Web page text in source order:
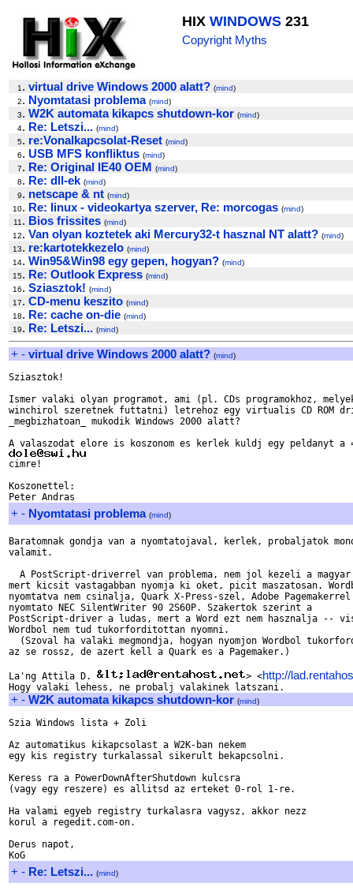
HIX WINDOWS 231
Copyright Myths
1 . virtual drive Windows 2000 alatt? (mind)
2. Nyomtatasi problema (mind)
3. W2K automata kikapcs shutdown-kor (mind)
4. Re: Letszi... (mind)
5. re:Vonalkapcsolat-Reset (mind)
6. USB MFS konfliktus (mind)
7. Re: Original IE40 OEM (mind)
8. Re: dll-ek (mind)
9. netscape & nt (mind)
10. Re: linux - videokartya szerver, Re: morcogas (mind)
11 . Bios frissites (mind)
12. Van olyan koztetek aki Mercury32-t hasznal NT alatt? (mind)
13. re:kartotekkezelo (mind)
14. Win95&Win98 egy gepen, hogyan? (mind)
15. Re: Outlook Express (mind)
16. Sziasztok! (mind)
17. CD-menu keszito (mind)
18. Re: cache on-die (mind)
19. Re: Letszi... (mind)
+ - virtual drive Windows 2000 alatt? (mind)
Sziasztok!
Ismer valaki olyan programot, ami (pl. CDs programokhoz,
winchirol szeretnek futtatni) letrehoz egy virtualis CD ROM
_megbizhatoan_ mukodik Windows 2000 alatt?
Koszonettel:
+ - Nyomtatasi problema (mind)
Baratomnak gondja van a nyomtatojaval, kerlek, probaljatok
valamit.
A PostScript-driverrel van problema, nem jol kezeli a
mert kicsit vastagabban nyomja ki oket, picit maszatosan.
nyomtatva nem csinalja, Quark X-Press-szel, Adobe
nyomtato NEC SilentWriter 90 2S60P. Szakertok szerint a
PostScript-driver a ludas, mert a Word ezt nem hasznalja --
Wordbol nem tud tukorforditottan nyomni.
(Szoval ha valaki megmondja, hogyan nyomjon Wordbol
az se rossz, de azert kell a Quark es a Pagemaker.)
La'ng Attila D. > <http://
+ - W2K automata kikapcs shutdown-kor (mind)
Szia Windows lista + Zoli
Az automatikus kikapcsolast a W2K-ban nekem
egy kis registry turkalassal sikerult bekapcsolni.
Keress ra a PowerDownAfterShutdown kulcsra
(vagy egy reszere) es allitsd az erteket 0-rol 1-re.
Ha valami egyeb registry turkalasra vagysz, akkor nezz
korul a regedit.com-on.
Derus napot,
+ - Re: Letszi... (mind)